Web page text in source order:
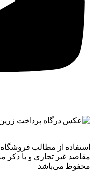
استفاده از مطالب
مقاصد غیر تجاری و با ذکر
محفوظ می‌باشد